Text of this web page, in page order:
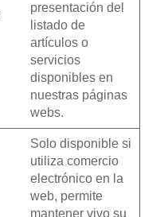
presentación del
listado de
artículos o
servicios
disponibles en
nuestras páginas
webs.
Solo disponible si
utiliza comercio
electrónico en la
web, permite
mantener vivo su